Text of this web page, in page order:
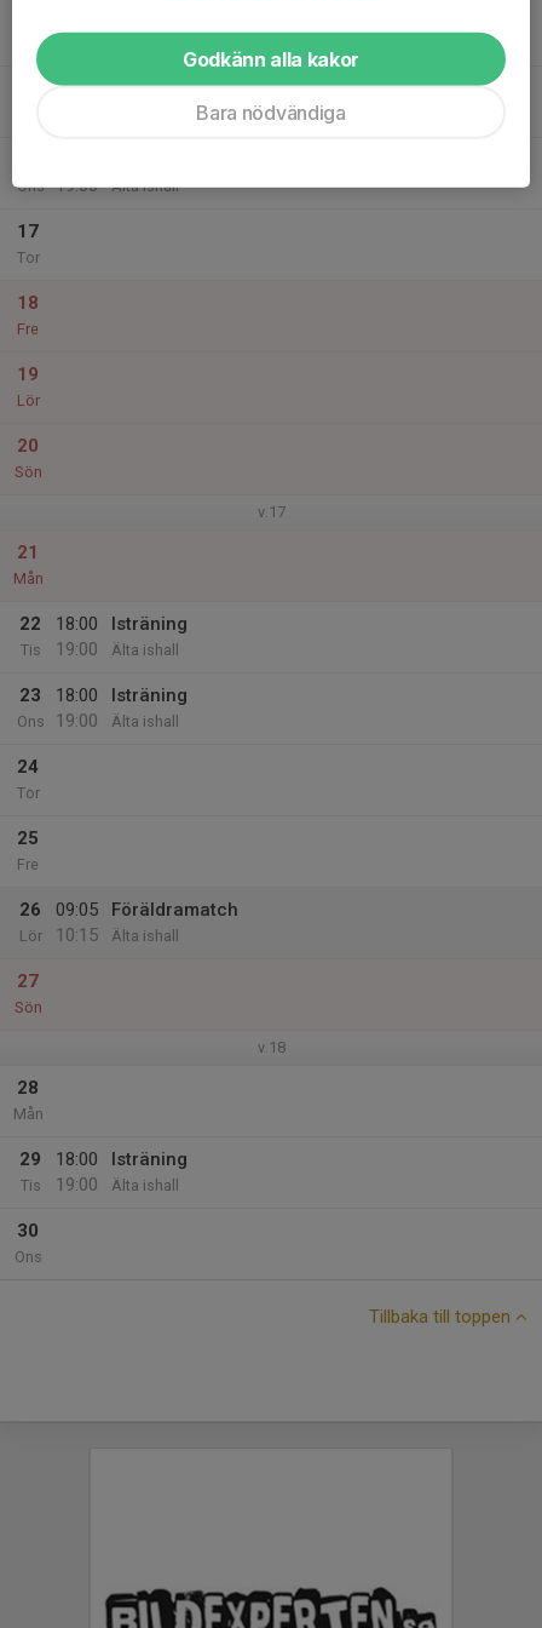
Mån
18:00
Isträning
Ons
19:00
Älta ishall
17
Tor
18
Fre
19
Lör
20
Sön
v.17
21
Mån
22
Tis
18:00
19:00
Isträning
Älta ishall
23
Ons
18:00
19:00
Isträning
Älta ishall
24
Tor
25
Fre
26
Lör
09:05
10:15
Föräldramatch
Älta ishall
27
Sön
v.18
28
Mån
29
Tis
18:00
19:00
Isträning
Älta ishall
30
Ons
Tillbaka till toppen
Godkänn alla kakor
Bara nödvändiga